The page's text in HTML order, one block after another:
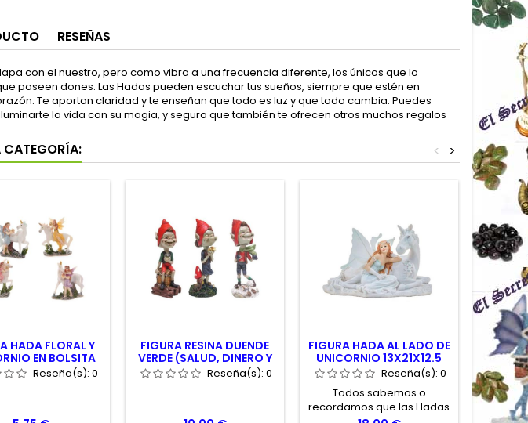
RESEÑAS
con el nuestro, pero como vibra a una frecuencia diferente, los únicos que lo
poseen dones. Las Hadas pueden escuchar tus sueños, siempre que estén en
Te aportan claridad y te enseñan que todo es luz y que todo cambia. Puedes
la vida con su magia, y seguro que también te ofrecen otros muchos regalos
CATEGORÍA: >
<
HADA FLORAL Y
EN BOLSITA
6X7 CM.
Reseña(s): 0
FIGURA RESINA DUENDE
VERDE (SALUD, DINERO Y
AMOR)Reseña(s): 0
FIGURA HADA AL LADO DE
UNICORNIO 13X21X12.5
CM.Reseña(s): 0
Todos sabemos o
recordamos que las Hadas
HADA